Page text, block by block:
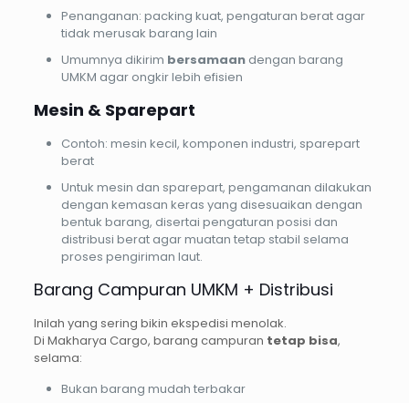
Penanganan: packing kuat, pengaturan berat agar
tidak merusak barang lain
Umumnya dikirim bersamaandengan barang
UMKM agar ongkir lebih efisien
Mesin & Sparepart
Contoh: mesin kecil, komponen industri, sparepart
berat
Untuk mesin dan sparepart, pengamanan dilakukan
dengan kemasan keras yang disesuaikan dengan
bentuk barang, disertai pengaturan posisi dan
distribusi berat agar muatan tetap stabil selama
proses pengiriman laut.
Barang Campuran UMKM + Distribusi
Inilah yang sering bikin ekspedisi menolak.
Di Makharya Cargo, barang campuran tetap bisa,
selama:
Bukan barang mudah terbakar